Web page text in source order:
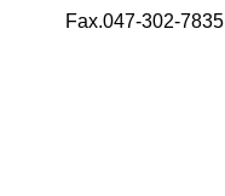
Fax.047-302-7835